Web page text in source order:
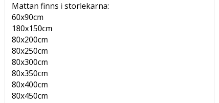
Mattan finns i storlekarna:
60x90cm
180x150cm
80x200cm
80x250cm
80x300cm
80x350cm
80x400cm
80x450cm